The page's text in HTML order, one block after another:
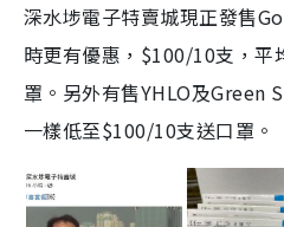
深水埗電子特賣城現正發售
時更有優惠，$100/10支，平
罩。另外有售YHLO及Green
一樣低至$100/10支送口罩。